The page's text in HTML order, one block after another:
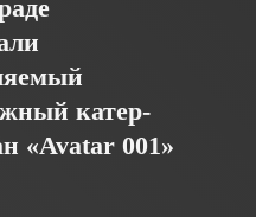
катер-
«Avatar 001»